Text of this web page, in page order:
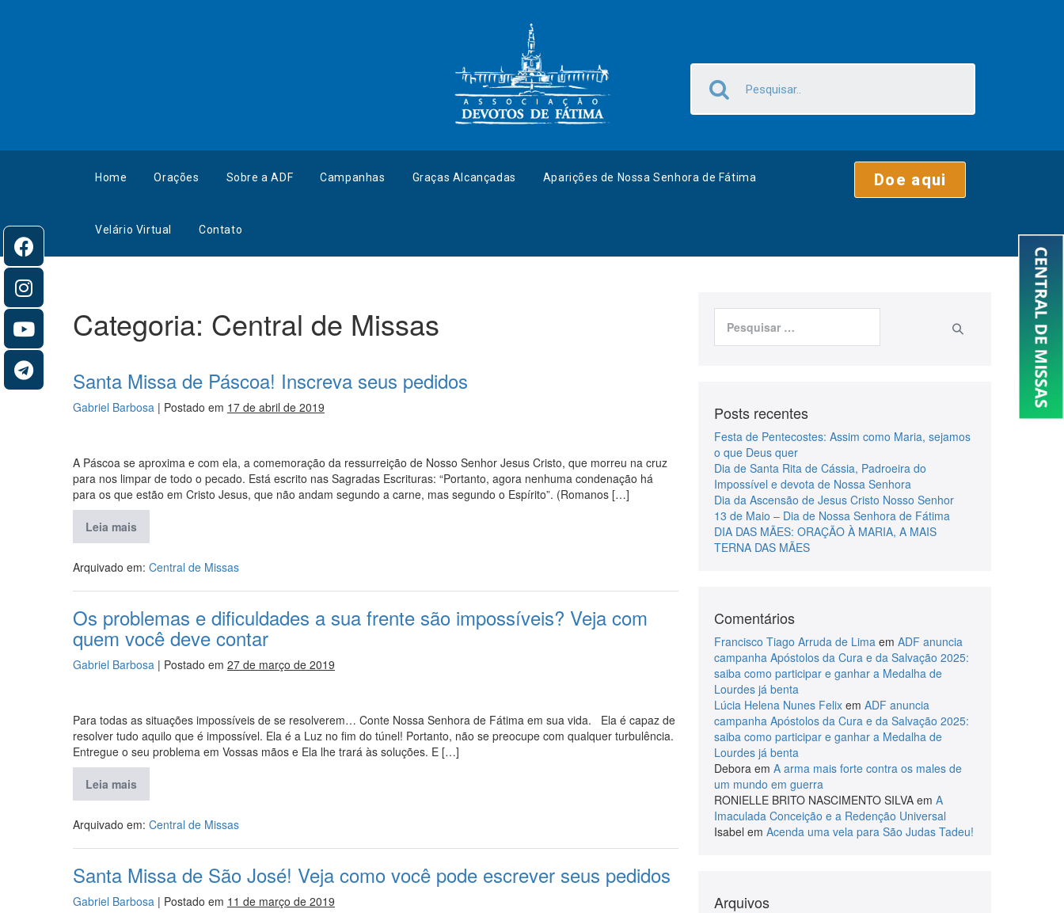
Home Orações Sobre a ADF Campanhas Graças Alcançadas Aparições de Nossa Senhora de Fátima
Velário Virtual Contato
Doe aqui
Categoria: Central de Missas
Santa Missa de Páscoa! Inscreva seus pedidos
Gabriel Barbosa | Postado em 17 de abril de 2019
A Páscoa se aproxima e com ela, a comemoração da ressurreição de Nosso Senhor Jesus Cristo, que morreu na cruz
para nos limpar de todo o pecado. Está escrito nas Sagradas Escrituras: “Portanto, agora nenhuma condenação há
para os que estão em Cristo Jesus, que não andam segundo a carne, mas segundo o Espírito”. (Romanos […]
Leia mais
Arquivado em: Central de Missas
Os problemas e dificuldades a sua frente são impossíveis? Veja com
quem você deve contar
Gabriel Barbosa | Postado em 27 de março de 2019
Para todas as situações impossíveis de se resolverem… Conte Nossa Senhora de Fátima em sua vida. Ela é capaz de
resolver tudo aquilo que é impossível. Ela é a Luz no fim do túnel! Portanto, não se preocupe com qualquer turbulência.
Entregue o seu problema em Vossas mãos e Ela lhe trará às soluções. E […]
Leia mais
Arquivado em: Central de Missas
Santa Missa de São José! Veja como você pode escrever seus pedidos
Gabriel Barbosa | Postado em 11 de março de 2019
Posts recentes
Festa de Pentecostes: Assim como Maria, sejamos
o que Deus quer
Dia de Santa Rita de Cássia, Padroeira do
Impossível e devota de Nossa Senhora
Dia da Ascensão de Jesus Cristo Nosso Senhor
13 de Maio – Dia de Nossa Senhora de Fátima
DIA DAS MÃES: ORAÇÃO À MARIA, A MAIS
TERNA DAS MÃES
Comentários
Francisco Tiago Arruda de Limaem ADF anuncia
campanha Apóstolos da Cura e da Salvação 2025:
saiba como participar e ganhar a Medalha de
Lourdes já benta
Lúcia Helena Nunes Felixem ADF anuncia
campanha Apóstolos da Cura e da Salvação 2025:
saiba como participar e ganhar a Medalha de
Lourdes já benta
Deboraem A arma mais forte contra os males de
um mundo em guerra
RONIELLE BRITO NASCIMENTO SILVAem A
Imaculada Conceição e a Redenção Universal
Isabel em Acenda uma vela para São Judas Tadeu!
Arquivos